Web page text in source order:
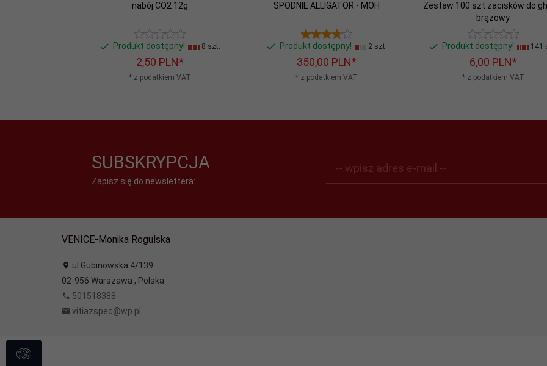
nabój CO2 12g
Produkt dostępny! 8 szt.
2,50 PLN*
* z podatkiem VAT
SPODNIE ALLIGATOR - MOH
Produkt dostępny! 2 szt.
350,00 PLN*
* z podatkiem VAT
Zestaw 100 szt zacisków do
brązowy
Produkt dostępny! 141
6,00 PLN*
* z podatkiem VAT
SUBSKRYPCJA
Zapisz się do newslettera:
-- wpisz adres e-mail --
VENICE-Monika Rogulska
ul.Gubinowska 4/139
02-956 Warszawa , Polska
501518388
vitiazspec@wp.pl